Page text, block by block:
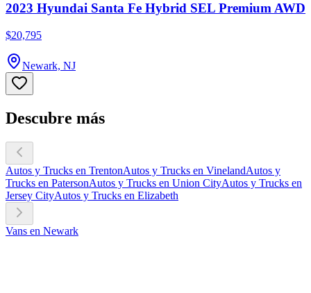
2023 Hyundai Santa Fe Hybrid SEL Premium AWD
$20,795
Newark, NJ
Descubre más
Autos y Trucks en TrentonAutos y Trucks en VinelandAutos y
Trucks en PatersonAutos y Trucks en Union CityAutos y Trucks en
Jersey CityAutos y Trucks en Elizabeth
Vans en Newark